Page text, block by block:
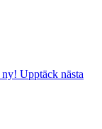
ny! Upptäck nästa